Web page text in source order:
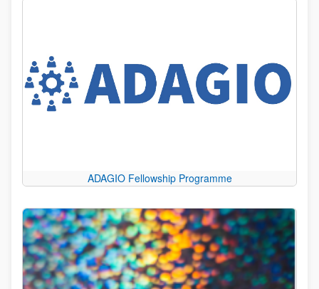
ADAGIO Fellowship Programme